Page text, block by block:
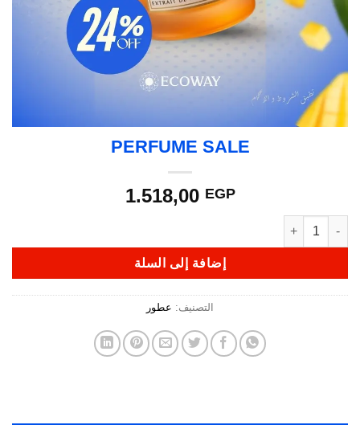
PERFUME SALE
1.518,00 EGP
إضافة إلى السلة
التصنيف: عطور